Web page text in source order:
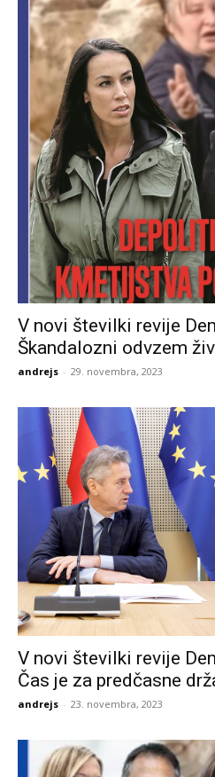
V novi številki revije
Škandalozni odvzem
andrejs - 29. novembra, 2023
V novi številki revije
Čas je za predčasne
andrejs - 23. novembra, 2023